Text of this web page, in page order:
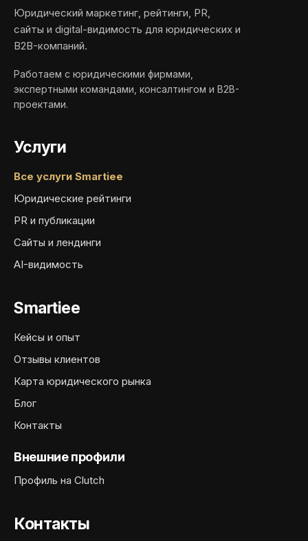
Юридический маркетинг, рейтинги, PR,
сайты и digital-видимость для юридических и
B2B-компаний.
Работаем с юридическими фирмами,
экспертными командами, консалтингом и B2B-
проектами.
Услуги
Все услуги Smartiee
Юридические рейтинги
PR и публикации
Сайты и лендинги
AI-видимость
Smartiee
Кейсы и опыт
Отзывы клиентов
Карта юридического рынка
Блог
Контакты
Внешние профили
Профиль на Clutch
Контакты